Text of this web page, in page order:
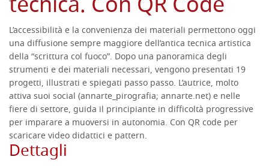
L’accessibilità e la convenienza dei materiali permettono oggi
una diffusione sempre maggiore dell’antica tecnica artistica
della “scrittura col fuoco”. Dopo una panoramica degli
strumenti e dei materiali necessari, vengono presentati 19
progetti, illustrati e spiegati passo passo. L’autrice, molto
attiva suoi social (annarte_pirografia; annarte.net) e nelle
fiere di settore, guida il principiante in difficoltà progressive
per imparare a muoversi in autonomia. Con QR code per
scaricare video didattici e pattern.
Dettagli